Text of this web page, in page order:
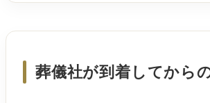
葬儀社が到着してから